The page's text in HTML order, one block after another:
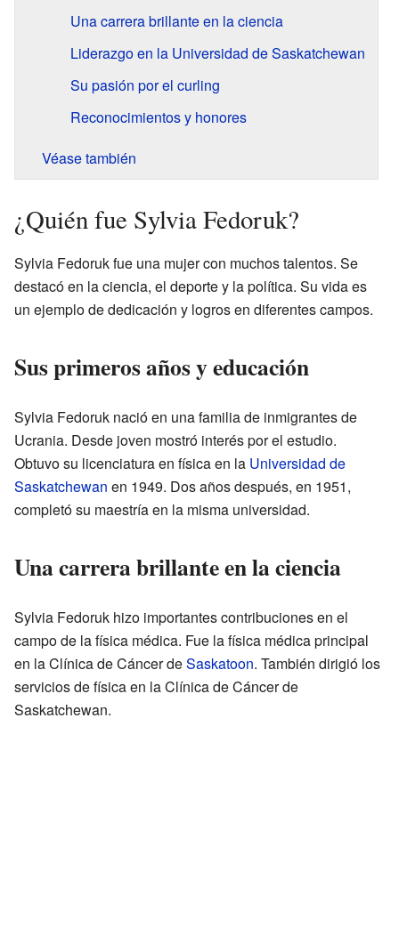
Una carrera brillante en la ciencia
Liderazgo en la Universidad de Saskatchewan
Su pasión por el curling
Reconocimientos y honores
Véase también
¿Quién fue Sylvia Fedoruk?
Sylvia Fedoruk fue una mujer con muchos talentos. Se
destacó en la ciencia, el deporte y la política. Su vida es
un ejemplo de dedicación y logros en diferentes campos.
Sus primeros años y educación
Sylvia Fedoruk nació en una familia de inmigrantes de
Ucrania. Desde joven mostró interés por el estudio.
Obtuvo su licenciatura en física en la Universidad de
Saskatchewan en 1949. Dos años después, en 1951,
completó su maestría en la misma universidad.
Una carrera brillante en la ciencia
Sylvia Fedoruk hizo importantes contribuciones en el
campo de la física médica. Fue la física médica principal
en la Clínica de Cáncer deSaskatoon. También dirigió los
servicios de física en la Clínica de Cáncer de
Saskatchewan.